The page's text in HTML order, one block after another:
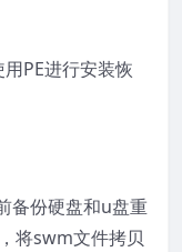
PE进行安装恢
备份硬盘和u盘重
将swm文件拷贝